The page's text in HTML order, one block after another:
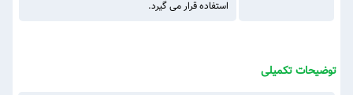
استفاده قرار می گیرد.
توضیحات تکمیلی